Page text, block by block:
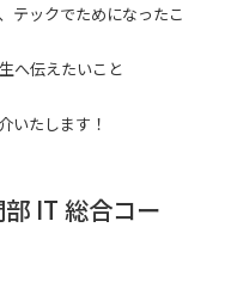
テックでためになったこ
へ伝えたいこと
いたします！
IT 総合コー